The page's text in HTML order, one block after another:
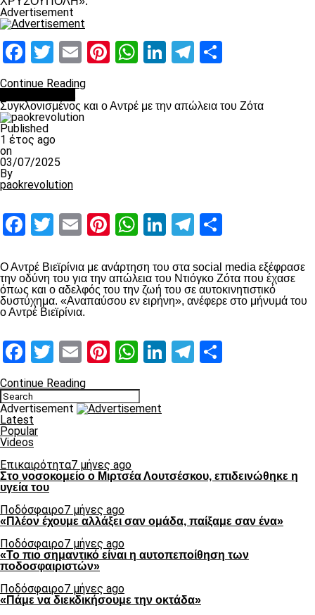
Advertisement
Facebook
Twitter
EmailPinterest
WhatsApp
LinkedIn
Telegram
Continue Reading
Συγκλονισμένος και ο Αντρέ με την απώλεια του Ζότα
Published
1 έτος ago
on
03/07/2025
By
paokrevolution
Facebook
Twitter
EmailPinterest
WhatsApp
LinkedIn
Telegram
Ο Αντρέ Βιεϊρίνια με ανάρτηση του στα social media εξέφρασε
την οδύνη του για την απώλεια του Ντιόγκο Ζότα που έχασε
όπως και ο αδελφός του την ζωή του σε αυτοκινητιστικό
δυστύχημα. «Αναπαύσου εν ειρήνη», ανέφερε στο μήνυμά του
ο Αντρέ Βιεϊρίνια.
Facebook
Twitter
EmailPinterest
WhatsApp
LinkedIn
Telegram
Continue Reading
Advertisement
Latest
Popular
Videos
Επικαιρότητα7 μήνες ago
Στο νοσοκομείο ο Μιρτσέα Λουτσέσκου, επιδεινώθηκε η
υγεία του
Ποδόσφαιρο7 μήνες ago
«Πλέον έχουμε αλλάξει σαν ομάδα, παίξαμε σαν ένα»
Ποδόσφαιρο7 μήνες ago
«Το πιο σημαντικό είναι η αυτοπεποίθηση των
ποδοσφαιριστών»
Ποδόσφαιρο7 μήνες ago
«Πάμε να διεκδικήσουμε την οκτάδα»